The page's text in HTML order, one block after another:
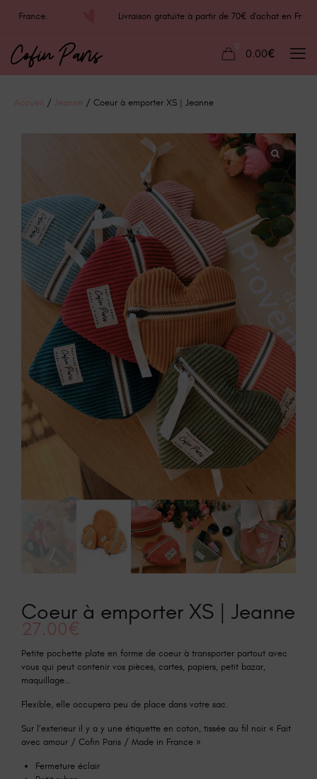
en France. Livraison gratuite à partir de 70€ d'achat en
0
0.00€
Accueil / Jeanne / Coeur à emporter XS | Jeanne
Play
Coeur à emporter XS | Jeanne
27.00€
Petite pochette plate en forme de coeur à transporter partout avec
vous qui peut contenir vos pièces, cartes, papiers, petit bazar,
maquillage…
Flexible, elle occupera peu de place dans votre sac.
Sur l’exterieur il y a y une étiquette en coton, tissée au fil noir « Fait
avec amour / Cofin Paris / Made in France »
Fermeture éclair